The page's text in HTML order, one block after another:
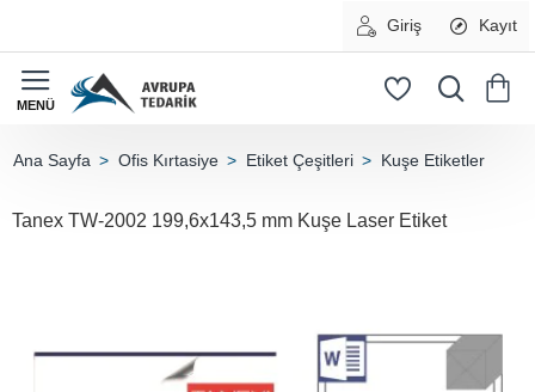
Giriş Kayıt
Ofis Kırtasiye Etiket Çeşitleri Kuşe Etiketler
Tanex TW-2002 199,6x143,5 mm Kuşe Laser Etiket